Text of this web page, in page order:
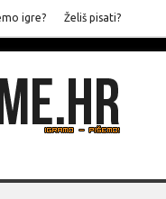
igre? Želiš pisati?